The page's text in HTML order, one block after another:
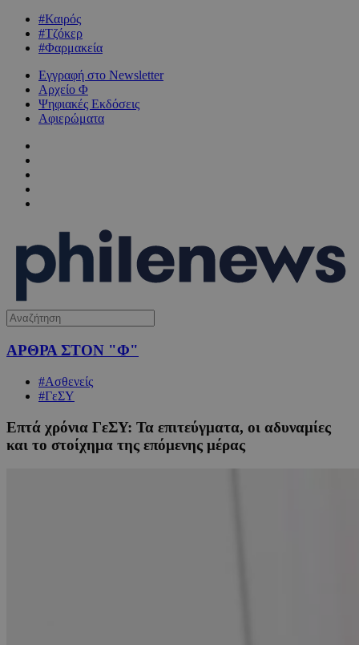
#Καιρός
#Τζόκερ
#Φαρμακεία
Εγγραφή στο Newsletter
Αρχείο Φ
Ψηφιακές Εκδόσεις
Αφιερώματα
ΑΡΘΡΑ ΣΤΟΝ "Φ"
#Ασθενείς
#ΓεΣΥ
Επτά χρόνια ΓεΣΥ: Τα επιτεύγματα, οι αδυναμίες
και το στοίχημα της επόμενης μέρας